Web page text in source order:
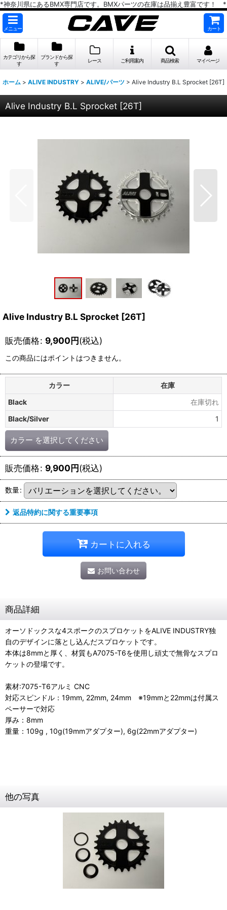
*神奈川県にあるBMX専門店です。BMXパーツの在庫は品揃え豊富です！ *
メニュー カート
カテゴリから探
す
ブランドから探
す
レース ご利用案内 商品検索 マイページ
ホーム > ALIVE INDUSTRY > ALIVE/パーツ > Alive Industry B.L Sprocket [26T]
Alive Industry B.L Sprocket [26T]
Alive Industry B.L Sprocket [26T]
販売価格: 9,900円(税込)
この商品にはポイントはつきません。
カラー
在庫
Black
在庫切れ
Black/Silver
1
カラー を選択してください
販売価格: 9,900円(税込)
数量:
返品特約に関する重要事項
カートに入れる
お問い合わせ
商品詳細
オーソドックスな4スポークのスプロケットをALIVE INDUSTRY独
自のデザインに落とし込んだスプロケットです。
本体は8mmと厚く、材質もA7075-T6を使用し頑丈で無骨なスプロ
ケットの登場です。
素材:7075-T6アルミ CNC
対応スピンドル：19mm, 22mm, 24mm ※19mmと22mmは付属ス
ペーサーで対応
厚み：8mm
重量：109g , 10g(19mmアダプター), 6g(22mmアダプター)
他の写真